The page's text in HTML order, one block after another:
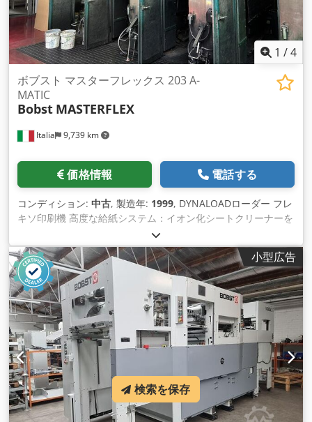
1 /4
Italia 9,739 km
ボブスト マスターフレックス 203 A-
MATIC
Bobst MASTERFLEX
価格情報 電話する
コンディション: 中古, 製造年: 1999, DYNALOADローダー フレ
キソ印刷機 高度な給紙システム：イオン化シートクリーナーを
備えた真空給紙ベルトにより、最高の精度と洗浄をサポートし
ます。 6基のフレキソ印刷ユニット：Absoluteカーボンドクタ
ーブレードチャンバーを装備 多様なアニロックス構成： 4基の
ユニットに2本のアニロックスシリンダーを搭載 2基のユニット
に3本のアニロックスシリンダーを搭載 半自動アニロックス交
換：シリンダー昇降パンタグラフを備え、セットアップ時間を
短縮し、効率を最大限に高めます。 真空シート搬送：高速印刷
時でも信頼性と精度を維持します。 iQ 300品質管理：不良シー
トを自動排出する「ゼロディフェクト」技術により、安定した
エラーのない印刷を実現します。 6基のエアドライヤー（空
気・蒸気交換器付き） BOBST CUBE制御装置： 処理サイズ：
最大シートサイズ：1,270 x 2,032 mm Cedpowrh Hcsfx
Acteha 最大シートサイズ：1,270 x 2,032 mm印刷領域：
小型広告
検索を保存